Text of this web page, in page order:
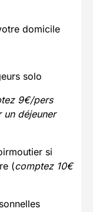
domicile
solo
9€/pers
un déjeuner
si
(comptez 10€